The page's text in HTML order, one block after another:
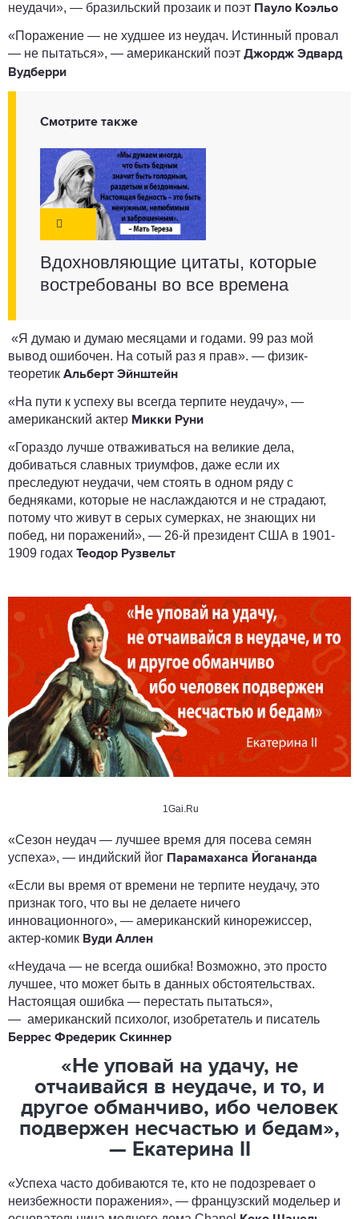
неудачи», — бразильский прозаик и поэт Пауло Коэльо
«Поражение — не худшее из неудач. Истинный провал
— не пытаться», — американский поэт Джордж Эдвард
Вудберри
Смотрите также
Вдохновляющие цитаты, которые
востребованы во все времена
«Я думаю и думаю месяцами и годами. 99 раз мой
вывод ошибочен. На сотый раз я прав». — физик-
теоретик Альберт Эйнштейн
«На пути к успеху вы всегда терпите неудачу», —
американский актер Микки Руни
«Гораздо лучше отваживаться на великие дела,
добиваться славных триумфов, даже если их
преследуют неудачи, чем стоять в одном ряду с
бедняками, которые не наслаждаются и не страдают,
потому что живут в серых сумерках, не знающих ни
побед, ни поражений», — 26-й президент США в 1901-
1909 годах Теодор Рузвельт
1Gai.Ru
«Сезон неудач — лучшее время для посева семян
успеха», — индийский йог Парамаханса Йогананда
«Если вы время от времени не терпите неудачу, это
признак того, что вы не делаете ничего
инновационного», — американский кинорежиссер,
актер-комик Вуди Аллен
«Неудача — не всегда ошибка! Возможно, это просто
лучшее, что может быть в данных обстоятельствах.
Настоящая ошибка — перестать пытаться»,
— американский психолог, изобретатель и писатель
Беррес Фредерик Скиннер
«Не уповай на удачу, не
отчаивайся в неудаче, и то, и
другое обманчиво, ибо человек
подвержен несчастью и бедам»,
— Екатерина II
«Успеха часто добиваются те, кто не подозревает о
неизбежности поражения», — французский модельер и